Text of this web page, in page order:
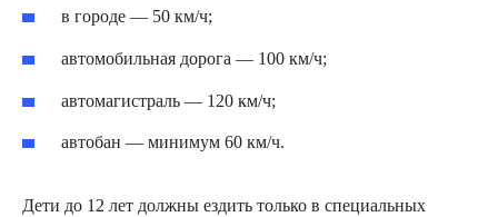
в городе — 50 км/ч;
автомобильная дорога — 100 км/ч;
автомагистраль — 120 км/ч;
автобан — минимум 60 км/ч.
Дети до 12 лет должны ездить только в специальных